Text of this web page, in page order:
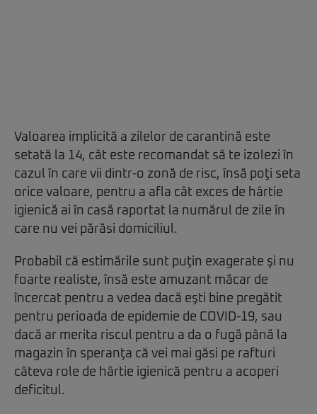
Valoarea implicită a zilelor de carantină este
setată la 14, cât este recomandat să te izolezi în
cazul în care vii dintr-o zonă de risc, însă poţi seta
orice valoare, pentru a afla cât exces de hârtie
igienică ai în casă raportat la numărul de zile în
care nu vei părăsi domiciliul.
Probabil că estimările sunt puţin exagerate şi nu
foarte realiste, însă este amuzant măcar de
încercat pentru a vedea dacă eşti bine pregătit
pentru perioada de epidemie de COVID-19, sau
dacă ar merita riscul pentru a da o fugă până la
magazin în speranţa că vei mai găsi pe rafturi
câteva role de hârtie igienică pentru a acoperi
deficitul.